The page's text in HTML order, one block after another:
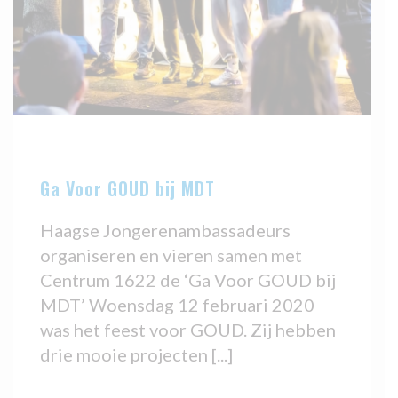
Ga Voor GOUD bij MDT
Haagse Jongerenambassadeurs
organiseren en vieren samen met
Centrum 1622 de ‘Ga Voor GOUD bij
MDT’ Woensdag 12 februari 2020
was het feest voor GOUD. Zij hebben
drie mooie projecten [...]